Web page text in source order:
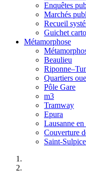
Enquêtes
Marchés
Recueil
Guichet
Métamorphose
Beaulieu
Quartiers
Pôle Gare
m3
Tramway
Epura
Lausanne
Couverture
Saint-